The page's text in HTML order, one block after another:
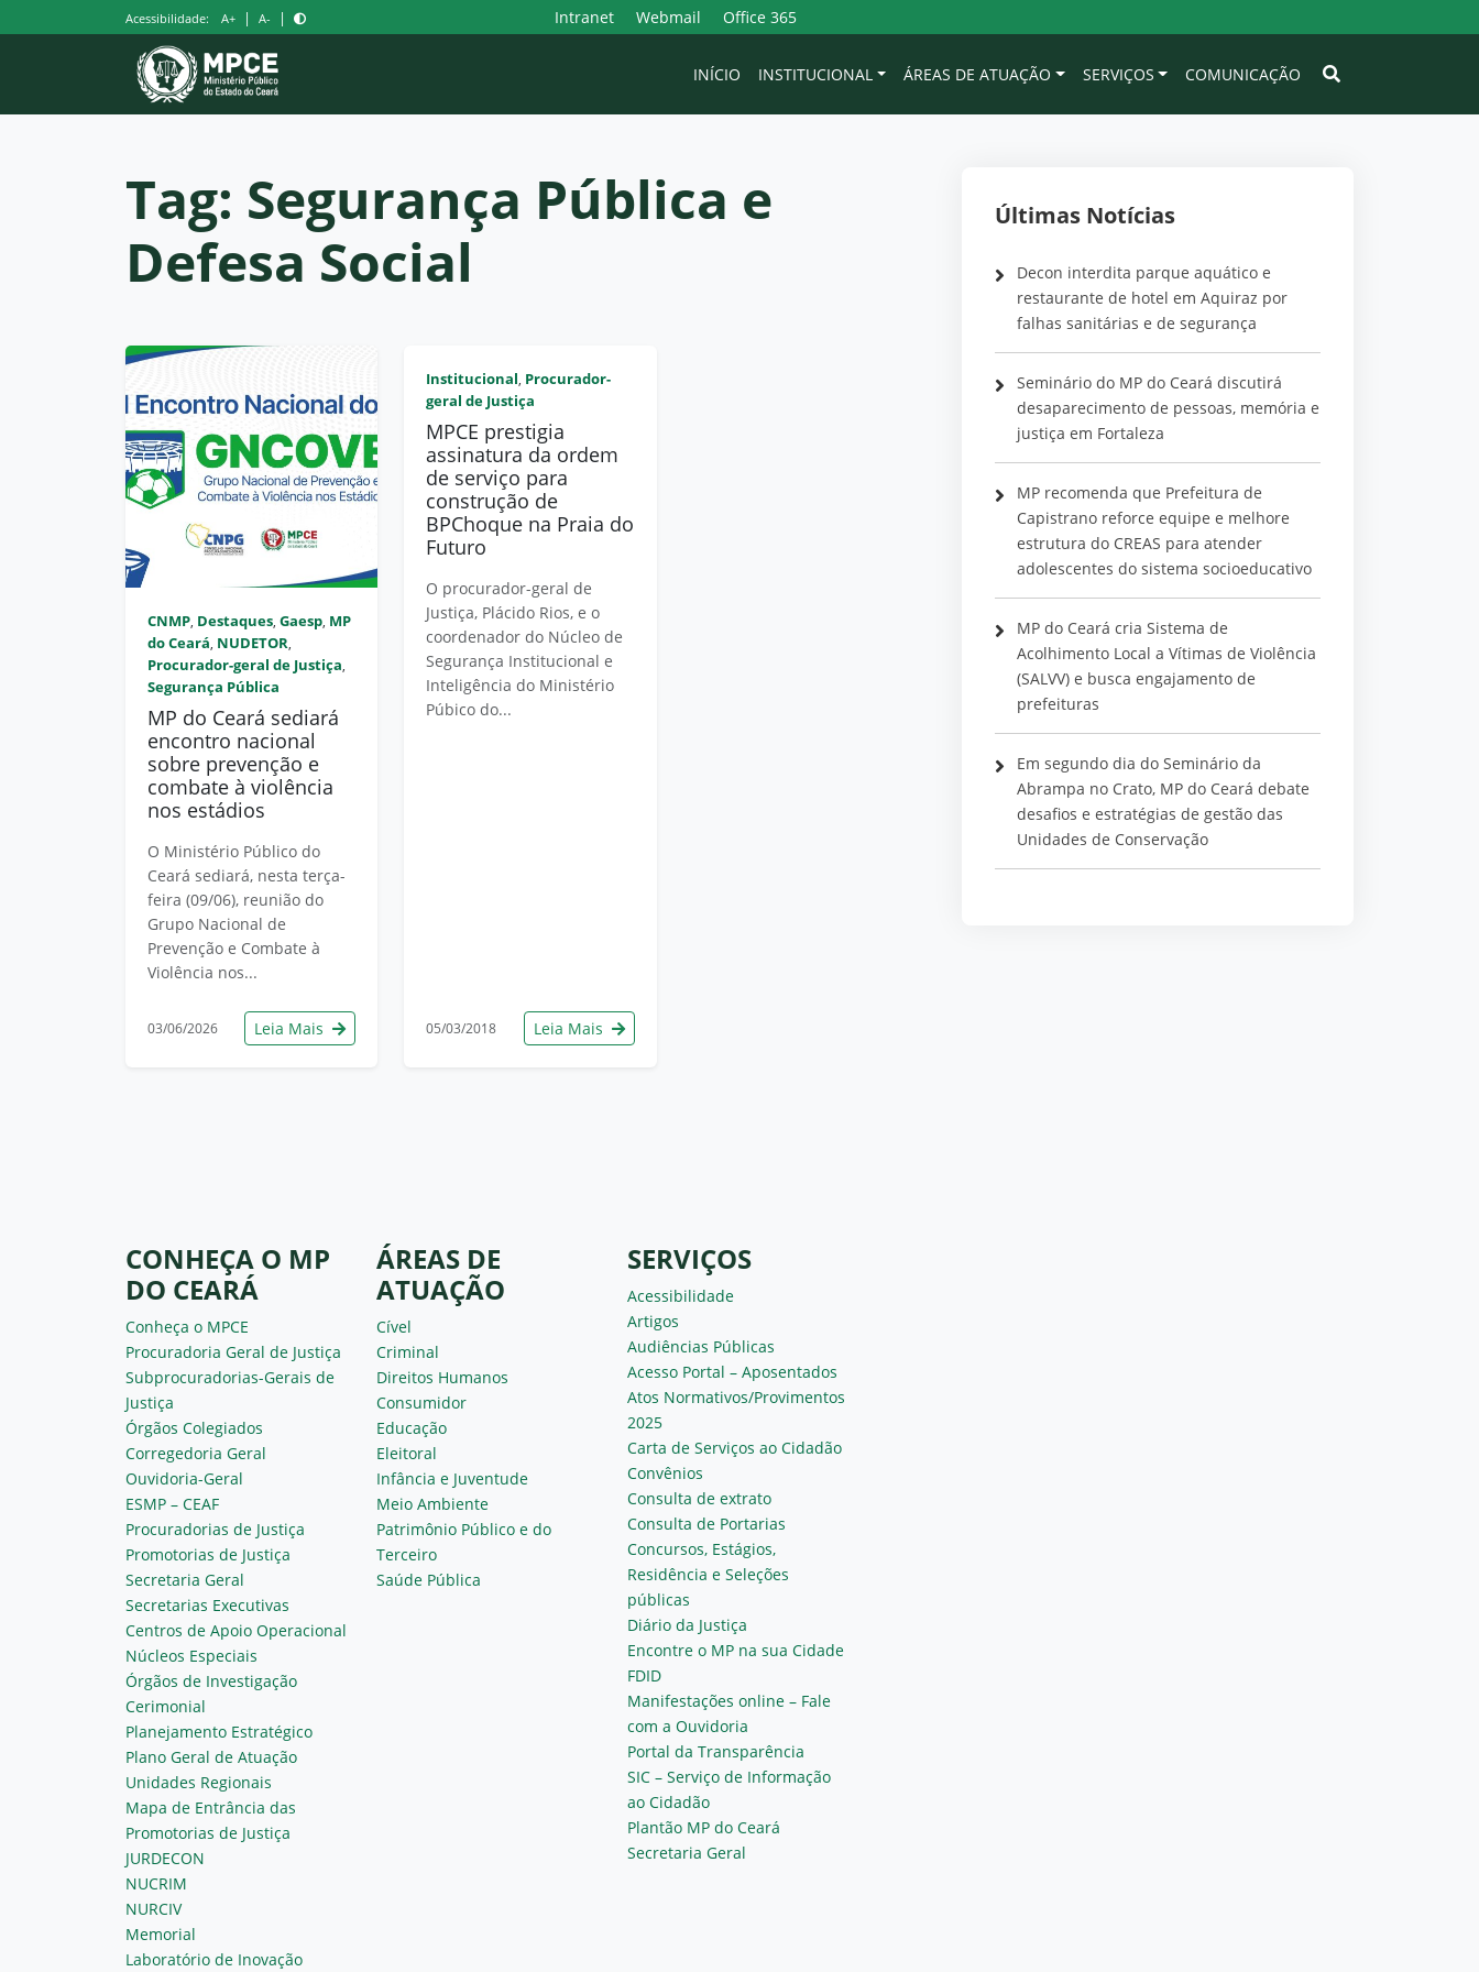
para
Acessibilidade: A+ | A- | Intranet Webmail Office 365
INÍCIO INSTITUCIONAL ÁREAS DE ATUAÇÃO SERVIÇOS COMUNICAÇÃO
Tag: Segurança Pública e
Defesa Social
CNMP, Destaques, Gaesp, MP
do Ceará, NUDETOR,
Procurador-geral de Justiça,
Segurança Pública
MP do Ceará sediará
encontro nacional
sobre prevenção e
combate à violência
nos estádios
O Ministério Público do
Ceará sediará, nesta terça-
feira (09/06), reunião do
Grupo Nacional de
Prevenção e Combate à
Violência nos...
03/06/2026 Leia Mais
Institucional, Procurador-
geral de Justiça
MPCE prestigia
assinatura da ordem
de serviço para
construção de
BPChoque na Praia do
Futuro
O procurador-geral de
Justiça, Plácido Rios, e o
coordenador do Núcleo de
Segurança Institucional e
Inteligência do Ministério
Púbico do...
05/03/2018 Leia Mais
Últimas Notícias
Decon interdita parque aquático e
restaurante de hotel em Aquiraz por
falhas sanitárias e de segurança
Seminário do MP do Ceará discutirá
desaparecimento de pessoas, memória e
justiça em Fortaleza
MP recomenda que Prefeitura de
Capistrano reforce equipe e melhore
estrutura do CREAS para atender
adolescentes do sistema socioeducativo
MP do Ceará cria Sistema de
Acolhimento Local a Vítimas de Violência
(SALVV) e busca engajamento de
prefeituras
Em segundo dia do Seminário da
Abrampa no Crato, MP do Ceará debate
desafios e estratégias de gestão das
Unidades de Conservação
CONHEÇA O MP
DO CEARÁ
Conheça o MPCE
Procuradoria Geral de Justiça
Subprocuradorias-Gerais de
Justiça
Órgãos Colegiados
Corregedoria Geral
Ouvidoria-Geral
ESMP – CEAF
Procuradorias de Justiça
Promotorias de Justiça
Secretaria Geral
Secretarias Executivas
Centros de Apoio Operacional
Núcleos Especiais
Órgãos de Investigação
Cerimonial
Planejamento Estratégico
Plano Geral de Atuação
Unidades Regionais
Mapa de Entrância das
Promotorias de Justiça
JURDECON
NUCRIM
NURCIV
Memorial
Laboratório de Inovação
ÁREAS DE
ATUAÇÃO
Cível
Criminal
Direitos Humanos
Consumidor
Educação
Eleitoral
Infância e Juventude
Meio Ambiente
Patrimônio Público e do
Terceiro
Saúde Pública
SERVIÇOS
Acessibilidade
Artigos
Audiências Públicas
Acesso Portal – Aposentados
Atos Normativos/Provimentos
2025
Carta de Serviços ao Cidadão
Convênios
Consulta de extrato
Consulta de Portarias
Concursos, Estágios,
Residência e Seleções
públicas
Diário da Justiça
Encontre o MP na sua Cidade
FDID
Manifestações online – Fale
com a Ouvidoria
Portal da Transparência
SIC – Serviço de Informação
ao Cidadão
Plantão MP do Ceará
Secretaria Geral